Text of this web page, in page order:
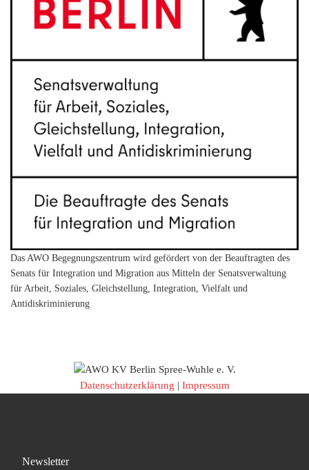
Das AWO Begegnungszentrum wird gefördert von der Beauftragten des
Senats für Integration und Migration aus Mitteln der Senatsverwaltung
für Arbeit, Soziales, Gleichstellung, Integration, Vielfalt und
Antidiskriminierung
Datenschutzerklärung | Impressum
Newsletter